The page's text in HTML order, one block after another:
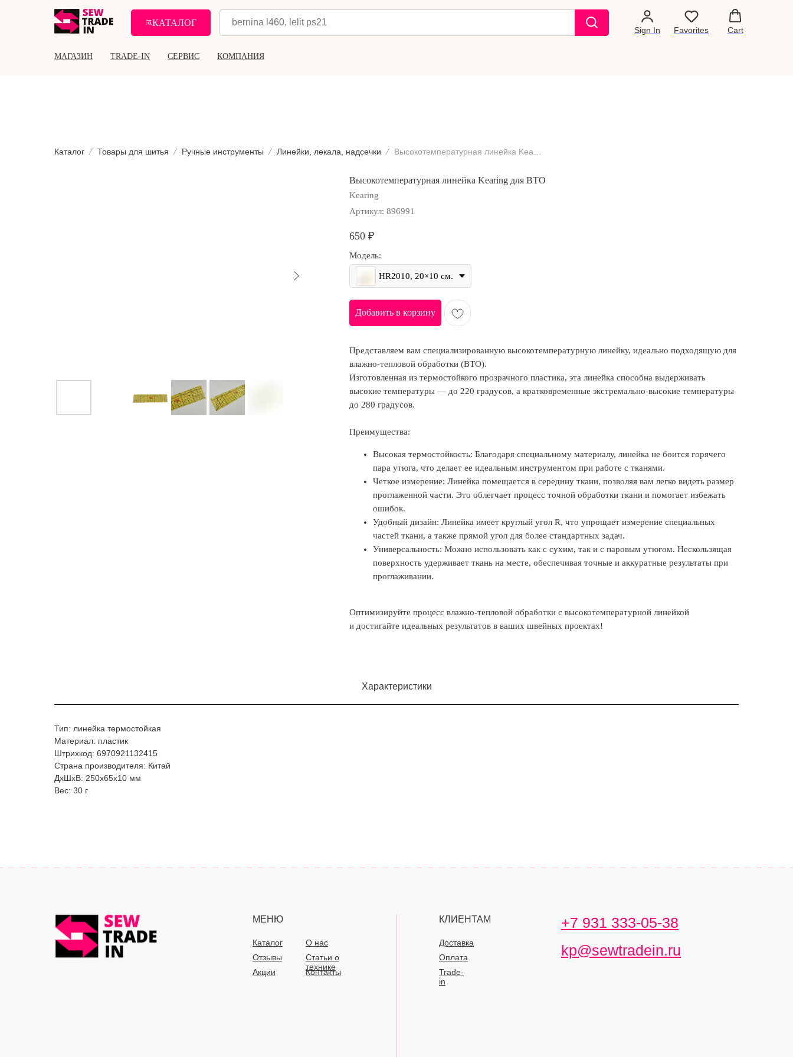
КАТАЛОГ
Sign In Favorites Cart
МАГАЗИН TRADE-IN СЕРВИС КОМПАНИЯ
Каталог Товары для шитья Ручные инструменты Линейки, лекала, надсечки
Высокотемпературная линейка Kearing для ВТО
Kearing
Артикул: 896991
650 ₽
Модель:
HR2010, 20×10 см.
Добавить в корзину
Представляем вам специализированную высокотемпературную линейку, идеально подходящую для
влажно-тепловой обработки (ВТО).
Изготовленная из термостойкого прозрачного пластика, эта линейка способна выдерживать
высокие температуры — до 220 градусов, а кратковременные экстремально-высокие температуры
до 280 градусов.
Преимущества:
Высокая термостойкость: Благодаря специальному материалу, линейка не боится горячего
пара утюга, что делает ее идеальным инструментом при работе с тканями.
Четкое измерение: Линейка помещается в середину ткани, позволяя вам легко видеть размер
проглаженной части. Это облегчает процесс точной обработки ткани и помогает избежать
ошибок.
Удобный дизайн: Линейка имеет круглый угол R, что упрощает измерение специальных
частей ткани, а также прямой угол для более стандартных задач.
Универсальность: Можно использовать как с сухим, так и с паровым утюгом. Нескользящая
поверхность удерживает ткань на месте, обеспечивая точные и аккуратные результаты при
проглаживании.
Оптимизируйте процесс влажно-тепловой обработки с высокотемпературной линейкой
и достигайте идеальных результатов в ваших швейных проектах!
Характеристики
Тип: линейка термостойкая
Материал: пластик
Штрихкод: 6970921132415
Страна производителя: Китай
ДxШxВ: 250x65x10 мм
Вес: 30 г
МЕНЮ КЛИЕНТАМ
Каталог О нас
Доставка
Статьи о
технике
Оплата
Отзывы
Акции
Контакты
Trade-
in
+7 931 333-05-38
kp@sewtradein.ru